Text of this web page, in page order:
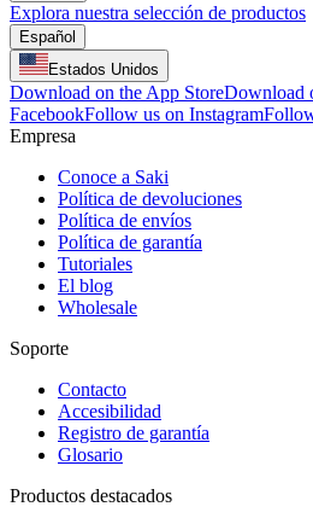
Explora nuestra selección de productos
Español
Estados Unidos
Download on the App StoreDownload
FacebookFollow us on Instagram
Empresa
Conoce a Saki
Política de devoluciones
Política de envíos
Política de garantía
Tutoriales
El blog
Wholesale
Soporte
Contacto
Accesibilidad
Registro de garantía
Glosario
Productos destacados